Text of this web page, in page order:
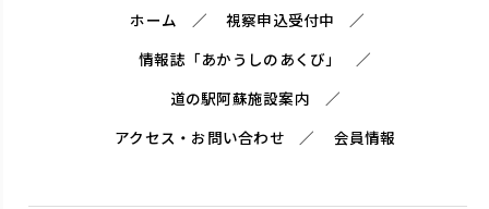
ホーム
視察申込受付中
情報誌「あかうしのあくび」
道の駅阿蘇施設案内
アクセス・お問い合わせ
会員情報